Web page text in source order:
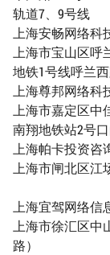
轨道7、9号线
上海安畅网络科
上海市宝山区呼
地铁1号线呼兰
上海尊邦网络科
上海市嘉定区中
南翔地铁站2号
上海帕卡投资咨
上海市闸北区江
上海宜驾网络信
上海市徐汇区
路）